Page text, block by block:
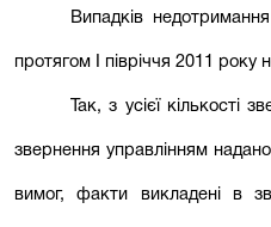
Випадків
протягом І півріччя 2011 року
Так, з усієї кількості
звернення управлінням
вимог, факти викладені в